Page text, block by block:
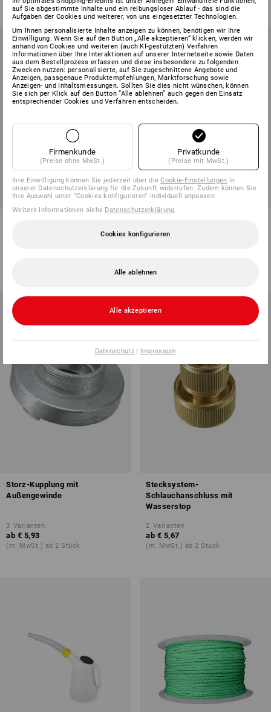
(m. MwSt.) ab 5 Stück (m. MwSt.) ab 10 Stück
(m. MwSt.) ab 10 Stück
Storz-Kupplung mit
Außengewinde
3 Varianten
ab € 5,93
(m. MwSt.) ab 2 Stück
Stecksystem-
Schlauchanschluss mit
Wasserstop
2 Varianten
ab € 5,67
(m. MwSt.) ab 2 Stück
auf Sie abgestimmte Inhalte und ein reibungsloser Ablauf - das sind die
Aufgaben der Cookies und weiterer, von uns eingesetzter Technologien.
Um Ihnen personalisierte Inhalte anzeigen zu können, benötigen wir Ihre
Einwilligung. Wenn Sie auf den Button „Alle akzeptieren“ klicken, werden wir
anhand von Cookies und weiteren (auch KI-gestützten) Verfahren
Informationen über Ihre Interaktionen auf unserer Internetseite sowie Daten
aus dem Bestellprozess erfassen und diese insbesondere zu folgenden
Zwecken nutzen: personalisierte, auf Sie zugeschnittene Angebote und
Anzeigen, passgenaue Produktempfehlungen, Marktforschung sowie
Anzeigen- und Inhaltsmessungen. Sollten Sie dies nicht wünschen, können
Sie sich per Klick auf den Button “Alle ablehnen” auch gegen den Einsatz
entsprechender Cookies und Verfahren entscheiden.
Firmenkunde
(Preise ohne MwSt.)
Privatkunde
(Preise mit MwSt.)
Ihre Einwilligung können Sie jederzeit über dieCookie-Einstellungen in
unserer Datenschutzerklärung für die Zukunft widerrufen. Zudem können Sie
Ihre Auswahl unter "Cookies konfigurieren" individuell anpassen
Weitere Informationen siehe Datenschutzerklärung.
Cookies konfigurieren
Alle ablehnen
Alle akzeptieren
Datenschutz| Impressum